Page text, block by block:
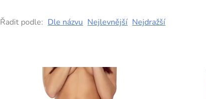
Řadit podle: Dle názvu Nejlevnější Nejdražší